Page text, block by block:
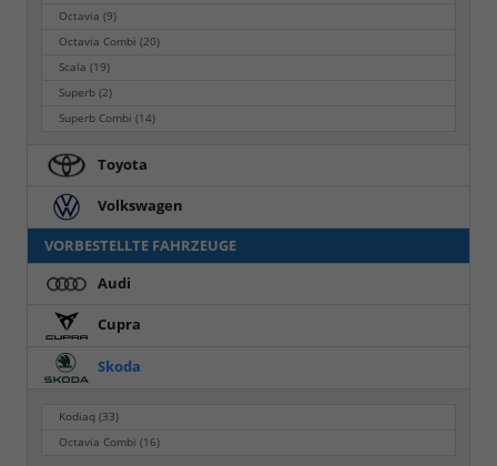
Octavia(9)
Octavia Combi(20)
Scala(19)
Superb(2)
Superb Combi(14)
Toyota
Volkswagen
VORBESTELLTE FAHRZEUGE
Audi
Cupra
Skoda
Kodiaq(33)
Octavia Combi(16)